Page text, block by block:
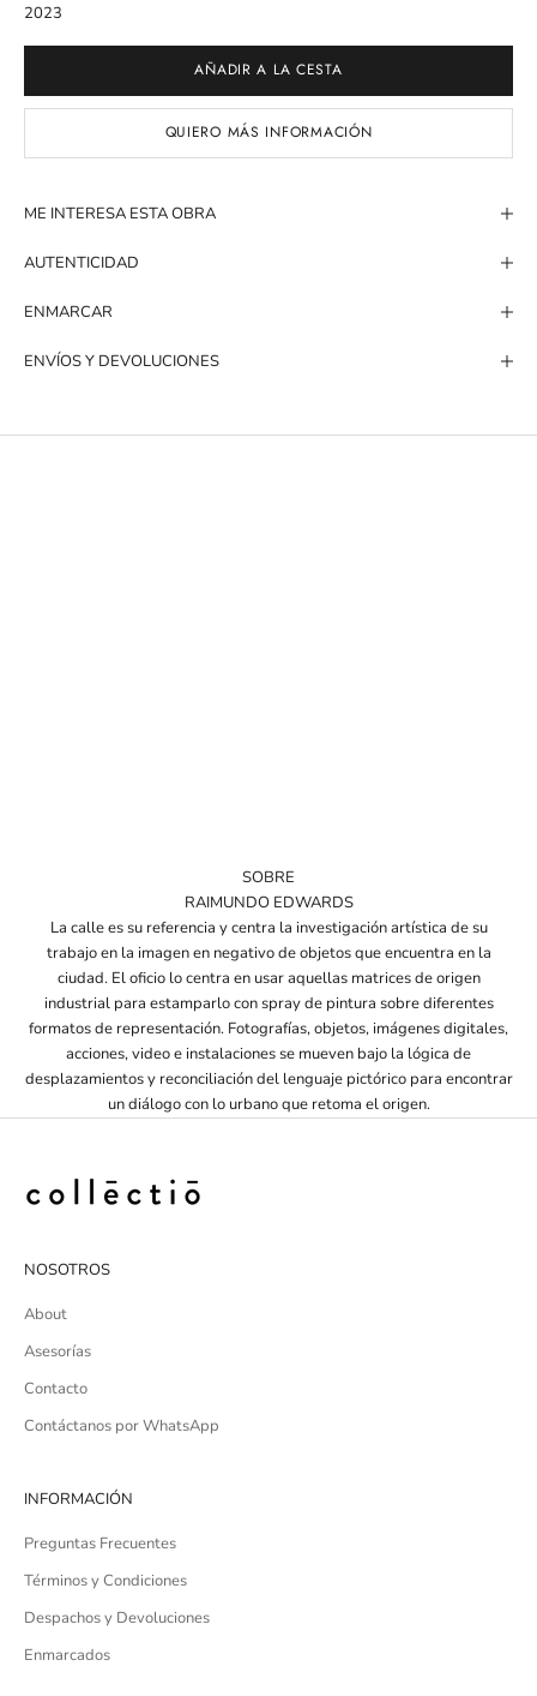
2023
AÑADIR A LA CESTA
QUIERO MÁS INFORMACIÓN
ME INTERESA ESTA OBRA
AUTENTICIDAD
ENMARCAR
ENVÍOS Y DEVOLUCIONES
SOBRE
RAIMUNDO EDWARDS
La calle es su referencia y centra la investigación artística de su
trabajo en la imagen en negativo de objetos que encuentra en la
ciudad. El oficio lo centra en usar aquellas matrices de origen
industrial para estamparlo con spray de pintura sobre diferentes
formatos de representación. Fotografías, objetos, imágenes digitales,
acciones, video e instalaciones se mueven bajo la lógica de
desplazamientos y reconciliación del lenguaje pictórico para encontrar
un diálogo con lo urbano que retoma el origen.
NOSOTROS
About
Asesorías
Contacto
Contáctanos por WhatsApp
INFORMACIÓN
Preguntas Frecuentes
Términos y Condiciones
Despachos y Devoluciones
Enmarcados